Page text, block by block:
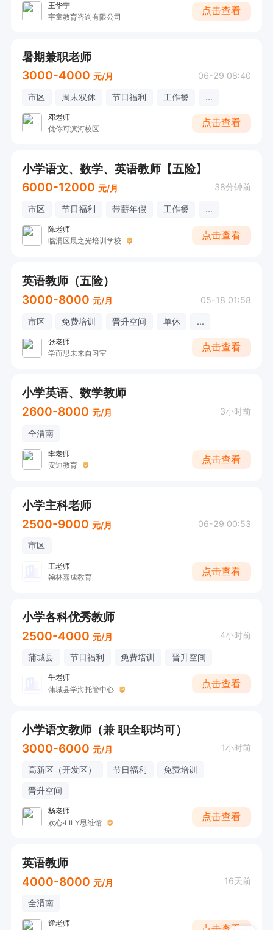
王华宁
宇童教育咨询有限公司
点击查看
暑期兼职老师
3000-4000 元/月 06-29 08:40
市区 周末双休 节日福利 工作餐 ...
邓老师
优你可滨河校区
点击查看
小学语文、数学、英语教师【五险】
6000-12000 元/月 38分钟前
市区 节日福利 带薪年假 工作餐 ...
陈老师
临渭区晨之光培训学校
点击查看
英语教师（五险）
3000-8000 元/月 05-18 01:58
市区 免费培训 晋升空间 单休 ...
张老师
学而思未来自习室
点击查看
小学英语、数学教师
2600-8000 元/月 3小时前
全渭南
李老师
安迪教育
点击查看
小学主科老师
2500-9000 元/月 06-29 00:53
市区
王老师
翰林嘉成教育
点击查看
小学各科优秀教师
2500-4000 元/月 4小时前
蒲城县 节日福利 免费培训 晋升空间
牛老师
蒲城县学海托管中心
点击查看
小学语文教师（兼 职全职均可）
3000-6000 元/月 1小时前
高新区（开发区） 节日福利
免费培训
晋升空间
杨老师
欢心·LILY思维馆
点击查看
英语教师
4000-8000 元/月 16天前
全渭南
遆老师